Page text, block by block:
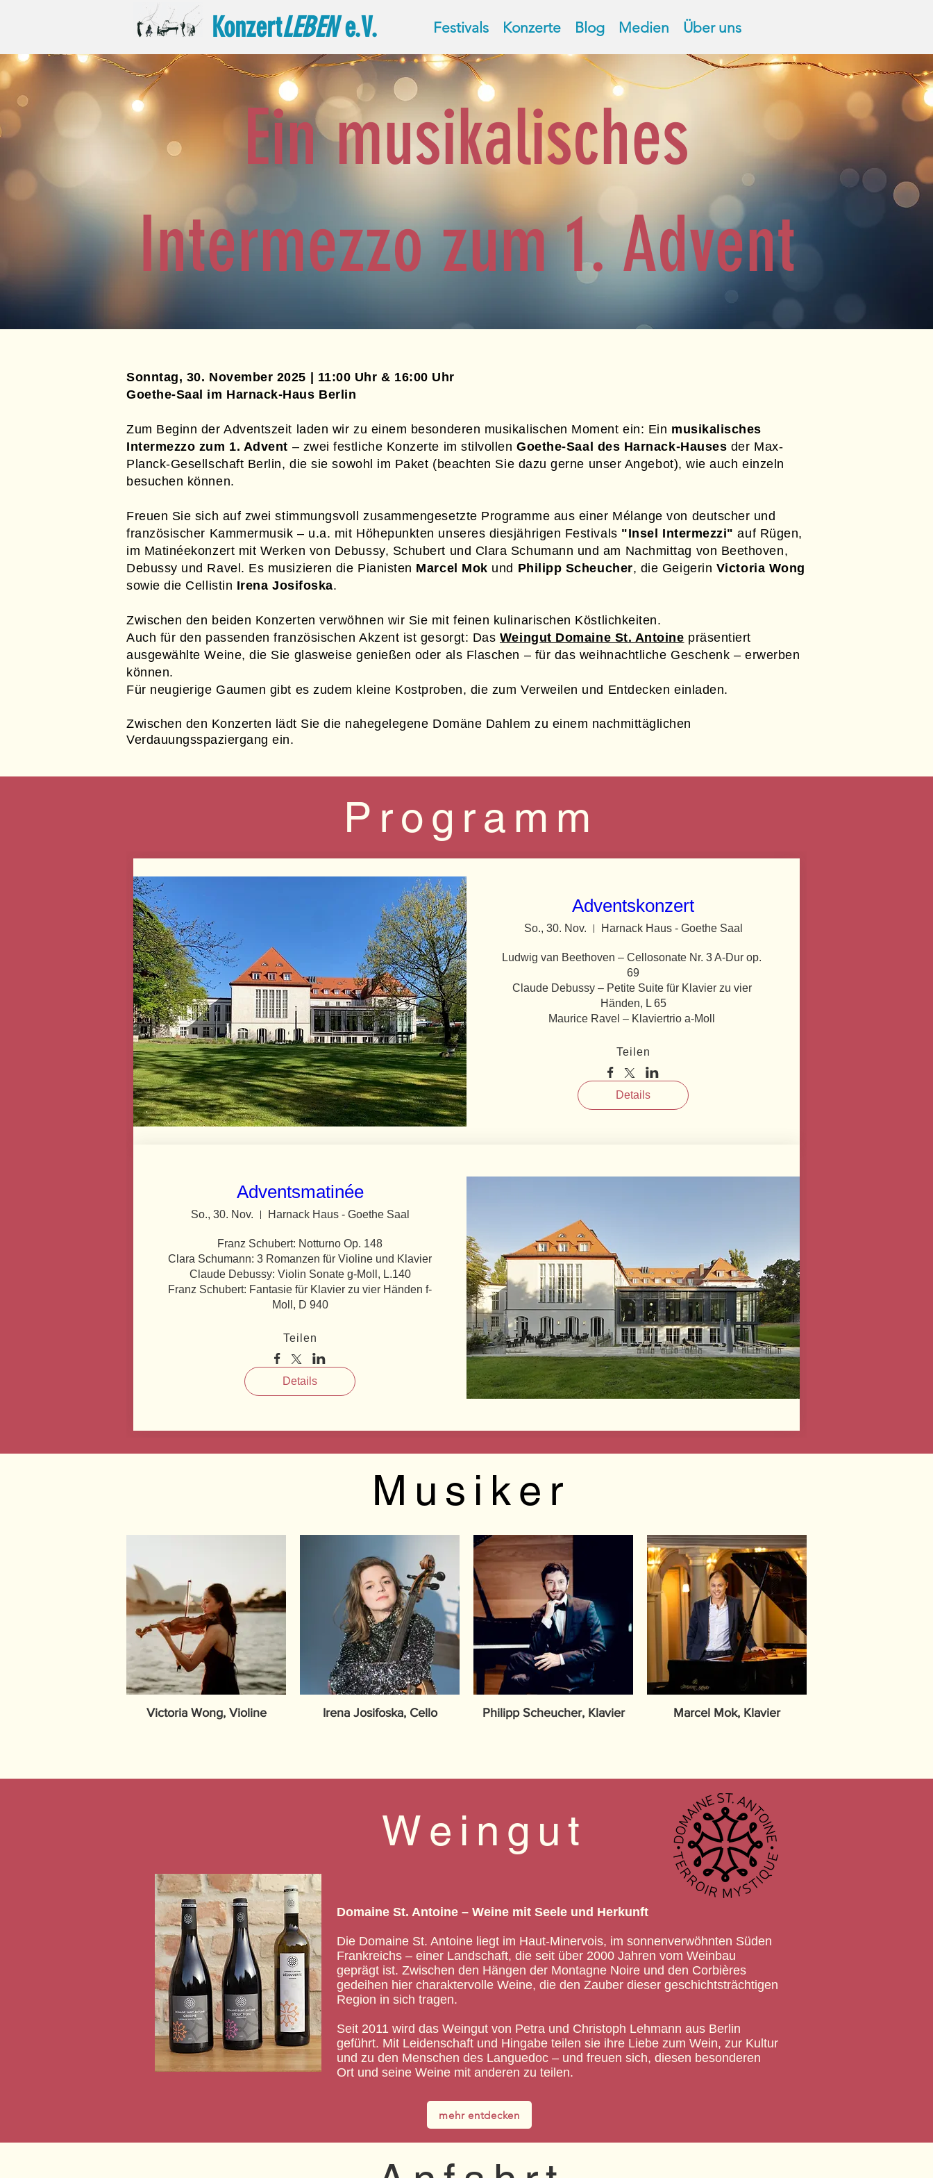
KonzertLEBENe.V. Festivals Konzerte Blog Medien Über uns
Ein musikalisches
Intermezzo zum 1. Advent
Sonntag, 30. November 2025 | 11:00 Uhr & 16:00 Uhr
Goethe-Saal im Harnack-Haus Berlin
Zum Beginn der Adventszeit laden wir zu einem besonderen musikalischen Moment ein: Ein musikalisches
Intermezzo zum 1. Advent – zwei festliche Konzerte im stilvollenGoethe-Saal des Harnack-Hauses der Max-
Planck-Gesellschaft Berlin, die sie sowohl im Paket (beachten Sie dazu gerne unser Angebot), wie auch einzeln
besuchen können.
Freuen Sie sich auf zwei stimmungsvoll zusammengesetzte Programme aus einer Mélange von deutscher und
französischer Kammermusik – u.a. mit Höhepunkten unseres diesjährigen Festivals "Insel Intermezzi" auf Rügen,
im Matinéekonzert mit Werken von Debussy, Schubert und Clara Schumann und am Nachmittag von Beethoven,
Debussy und Ravel. Es musizieren die Pianisten Marcel Mok und Philipp Scheucher, die Geigerin Victoria Wong
sowie die Cellistin Irena Josifoska.
Zwischen den beiden Konzerten verwöhnen wir Sie mit feinen kulinarischen Köstlichkeiten.
Auch für den passenden französischen Akzent ist gesorgt: Das Weingut Domaine St. Antoine präsentiert
ausgewählte Weine, die Sie glasweise genießen oder als Flaschen – für das weihnachtliche Geschenk – erwerben
können.
Für neugierige Gaumen gibt es zudem kleine Kostproben, die zum Verweilen und Entdecken einladen.
Zwischen den Konzerten lädt Sie die nahegelegene Domäne Dahlem zu einem nachmittäglichen
Verdauungsspaziergang ein.
P r o g r a m m
Adventskonzert
So., 30. Nov. Harnack Haus - Goethe Saal
Ludwig van Beethoven – Cellosonate Nr. 3 A-Dur op.
69
Claude Debussy – Petite Suite für Klavier zu vier
Händen, L 65
Maurice Ravel – Klaviertrio a-Moll
Teilen
Details
Adventsmatinée
So., 30. Nov. Harnack Haus - Goethe Saal
Franz Schubert: Notturno Op. 148
Clara Schumann: 3 Romanzen für Violine und Klavier
Claude Debussy: Violin Sonate g-Moll, L.140
Franz Schubert: Fantasie für Klavier zu vier Händen f-
Moll, D 940
Teilen
Details
M u s i k e r
Victoria Wong, Violine Irena Josifoska, Cello Philipp Scheucher, Klavier Marcel Mok, Klavier
W e i n g u t
Domaine St. Antoine – Weine mit Seele und Herkunft
Die Domaine St. Antoine liegt im Haut-Minervois, im sonnenverwöhnten Süden
Frankreichs – einer Landschaft, die seit über 2000 Jahren vom Weinbau
geprägt ist. Zwischen den Hängen der Montagne Noire und den Corbières
gedeihen hier charaktervolle Weine, die den Zauber dieser geschichtsträchtigen
Region in sich tragen.
Seit 2011 wird das Weingut von Petra und Christoph Lehmann aus Berlin
geführt. Mit Leidenschaft und Hingabe teilen sie ihre Liebe zum Wein, zur Kultur
und zu den Menschen des Languedoc – und freuen sich, diesen besonderen
Ort und seine Weine mit anderen zu teilen.
mehr entdecken